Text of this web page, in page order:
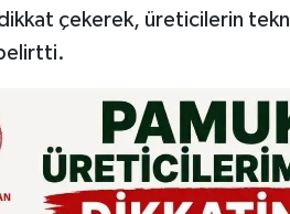
çekerek, üreticilerin
belirtti.